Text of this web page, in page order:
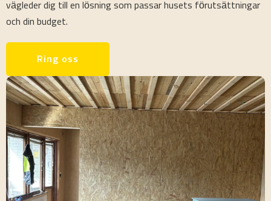
vägleder dig till en lösning som passar husets förutsättningar
och din budget.
Ring oss